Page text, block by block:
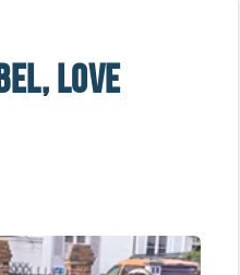
Love